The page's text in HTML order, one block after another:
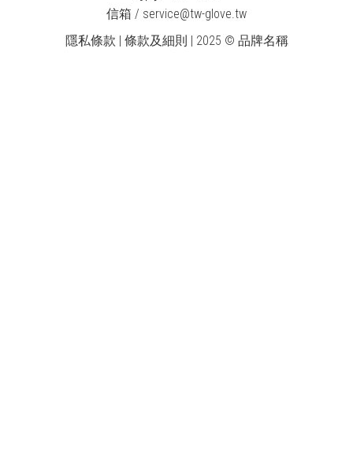
信箱 / service@tw-glove.tw
隱私條款 | 條款及細則 | 2025 © 品牌名稱